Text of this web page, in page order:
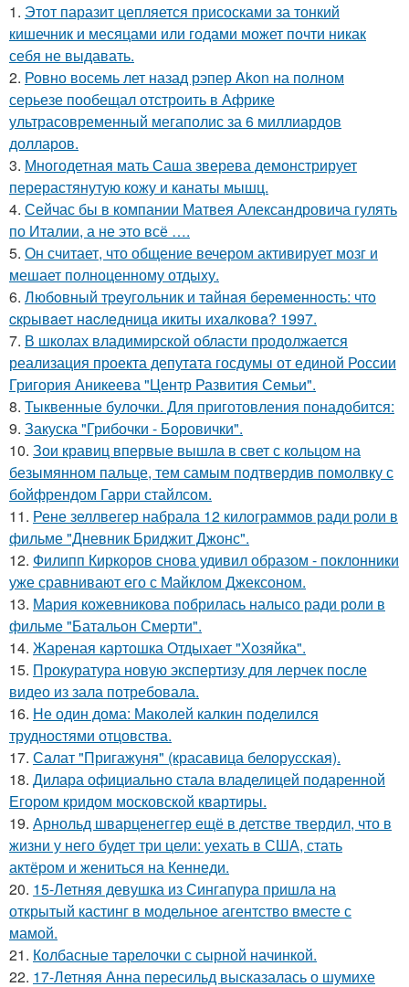
1. Этот паразит цепляется присосками за тонкий
кишечник и месяцами или годами может почти никак
себя не выдавать.
2. Ровно восемь лет назад рэпер Akon на полном
серьезе пообещал отстроить в Африке
ультрасовременный мегаполис за 6 миллиардов
долларов.
3. Многодетная мать Саша зверева демонстрирует
перерастянутую кожу и канаты мышц.
4. Сейчас бы в компании Матвея Александровича гулять
по Италии, а не это всё ….
5. Он считает, что общение вечером активирует мозг и
мешает полноценному отдыху.
6. Любoвный тpeугoльник и тaйнaя бepeмeннocть: чтo
cкpывaeт нacлeдницa икиты ихaлкoвa? 1997.
7. В школах владимирской области продолжается
реализация проекта депутата госдумы от единой России
Григория Аникеева "Центр Развития Семьи".
8. Тыквенные булочки. Для приготовления понадобится:
9. Закуска "Грибочки - Боровички".
10. Зои кравиц впервые вышла в свет с кольцом на
безымянном пальце, тем самым подтвердив помолвку с
бойфрендом Гарри стайлсом.
11. Рене зеллвегер набрала 12 килограммов ради роли в
фильме "Дневник Бриджит Джонс".
12. Филипп Киркоров снова удивил образом - поклонники
уже сравнивают его с Майклом Джексоном.
13. Мария кожевникова побрилась налысо ради роли в
фильме "Батальон Смерти".
14. Жареная картошка Отдыхает "Хозяйка".
15. Прокуратура новую экспертизу для лерчек после
видео из зала потребовала.
16. Не один дома: Маколей калкин поделился
трудностями отцовства.
17. Салат "Пригажуня" (красавица белорусская).
18. Дилара официально стала владелицей подаренной
Егором кридом московской квартиры.
19. Арнольд шварценеггер ещё в детстве твердил, что в
жизни у него будет три цели: уехать в США, стать
актёром и жениться на Кеннеди.
20. 15-Летняя девушка из Сингапура пришла на
открытый кастинг в модельное агентство вместе с
мамой.
21. Колбасные тарелочки с сырной начинкой.
22. 17-Летняя Анна пересильд высказалась о шумихе